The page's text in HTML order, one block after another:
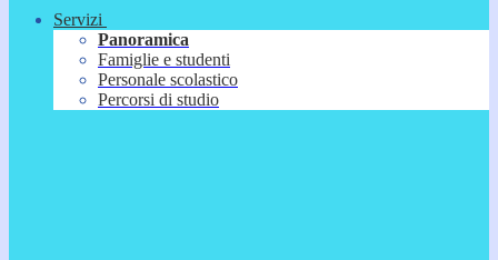
Servizi
Panoramica
Famiglie e studenti
Personale scolastico
Percorsi di studio